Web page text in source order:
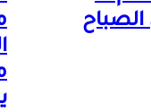
الصباح